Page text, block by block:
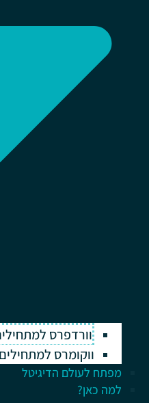
וורדפרס למתחילים
ווקומרס למתחילים
מפתח לעולם הדיגיטל
למה כאן?